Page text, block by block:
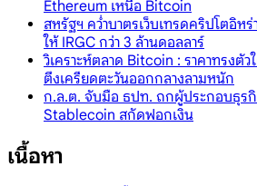
Ethereum เหนือ Bitcoin
สหรัฐฯ คว่ำบาตรเว็บเทรดคริปโตอิห
ให้ IRGC กว่า 3 ล้านดอลลาร์
วิเคราะห์ตลาด Bitcoin : ราคาทรงตั
ตึงเครียดตะวันออกกลางลามหนัก
ก.ล.ต. จับมือ ธปท. ถกผู้ประกอบธุร
Stablecoin สกัดฟอกเงิน
เนื้อหา